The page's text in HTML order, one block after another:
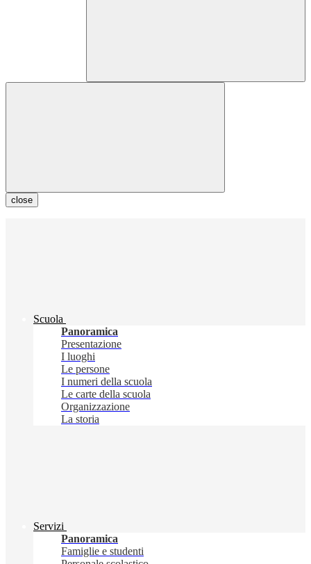
close
Scuola
Panoramica
Presentazione
I luoghi
Le persone
I numeri della scuola
Le carte della scuola
Organizzazione
La storia
Servizi
Panoramica
Famiglie e studenti